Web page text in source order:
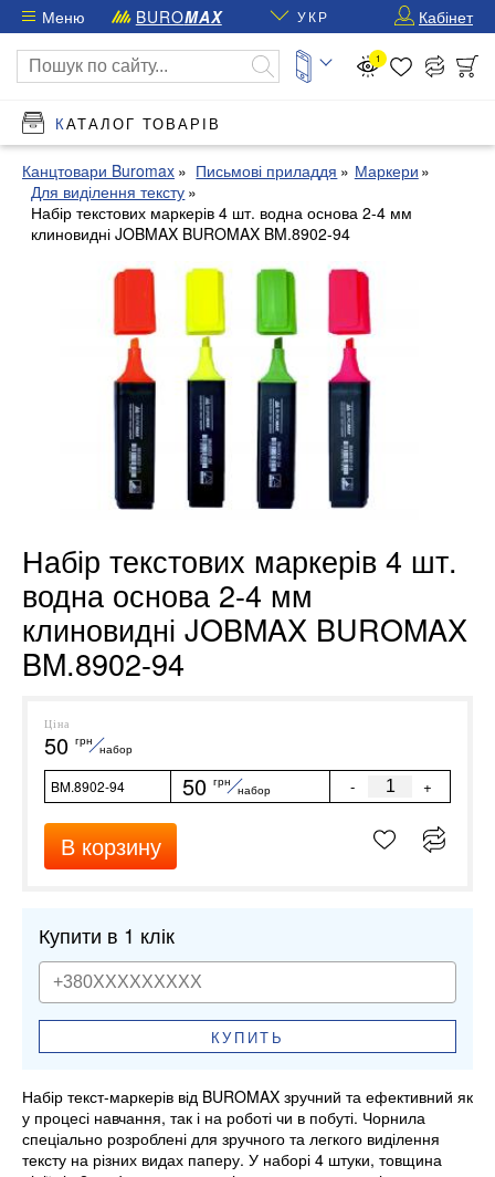
Меню BUROMAX УКР Кабінет
1
КАТАЛОГ ТОВАРІВ
Канцтовари Buromax Письмові приладдя
Маркери
Для виділення тексту
Набір текстових маркерів 4 шт. водна основа 2-4 мм
клиновидні JOBMAX BUROMAX BM.8902-94
Набір текстових маркерів 4 шт.
водна основа 2-4 мм
клиновидні JOBMAX BUROMAX
BM.8902-94
Ціна
50 грн
набор
BM.8902-94 50 грн
набор - +
В корзину
Купити в 1 клік
КУПИТЬ
Набір текст-маркерів від BUROMAX зручний та ефективний як
у процесі навчання, так і на роботі чи в побуті. Чорнила
спеціально розроблені для зручного та легкого виділення
тексту на різних видах паперу. У наборі 4 штуки, товщина